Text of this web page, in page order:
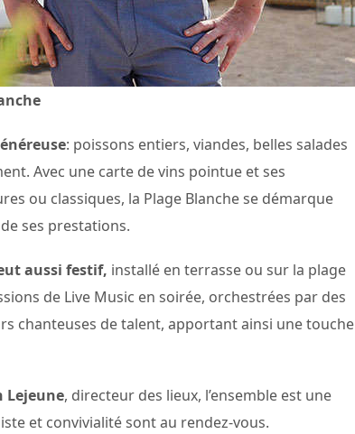
: poissons entiers, viandes, belles salades
Avec une carte de vins pointue et ses
ou classiques, la Plage Blanche se démarque
ses prestations.
aussi festif, installé en terrasse ou sur la plage
de Live Music en soirée, orchestrées par des
chanteuses de talent, apportant ainsi une touche
Lejeune, directeur des lieux, l’ensemble est une
et convivialité sont au rendez-vous.